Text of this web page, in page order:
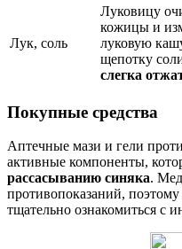
Лук, соль
Луковицу
кожицы и
луковую
щепотку
слегка
Покупные средства
Аптечные мази и гели
активные компоненты,
рассасыванию синяка.
противопоказаний,
тщательно ознакомиться с